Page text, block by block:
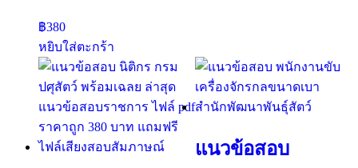
฿380
หยิบใส่ตะกร้า
แนวข้อสอบ